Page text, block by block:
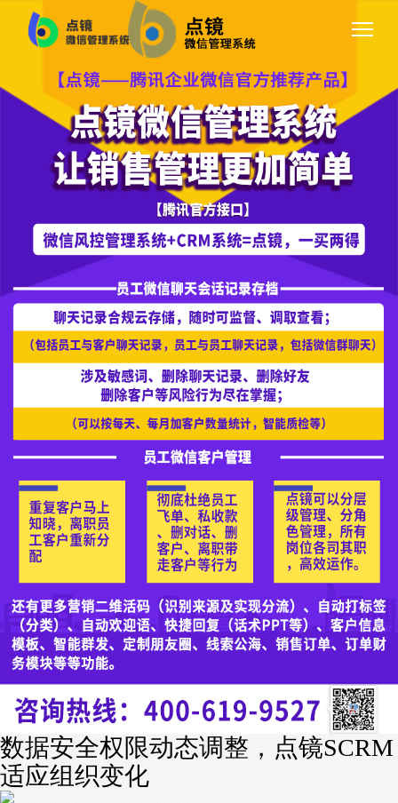
数据安全权限动态调整，点镜SCRM
适应组织变化